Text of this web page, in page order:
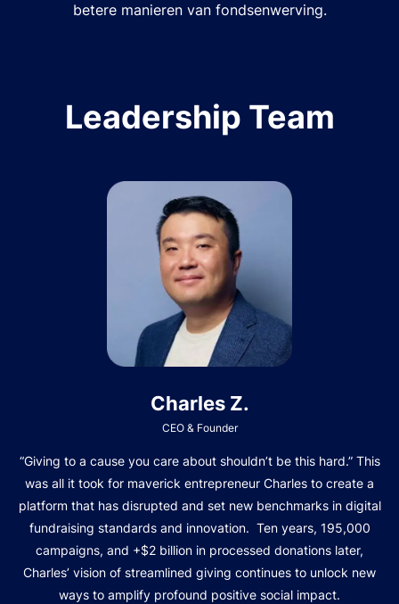
betere manieren van fondsenwerving.
Leadership Team
Charles Z.
CEO & Founder
“Giving to a cause you care about shouldn’t be this hard.” This
was all it took for maverick entrepreneur Charles to create a
platform that has disrupted and set new benchmarks in digital
fundraising standards and innovation. Ten years, 195,000
campaigns, and +$2 billion in processed donations later,
Charles’ vision of streamlined giving continues to unlock new
ways to amplify profound positive social impact.